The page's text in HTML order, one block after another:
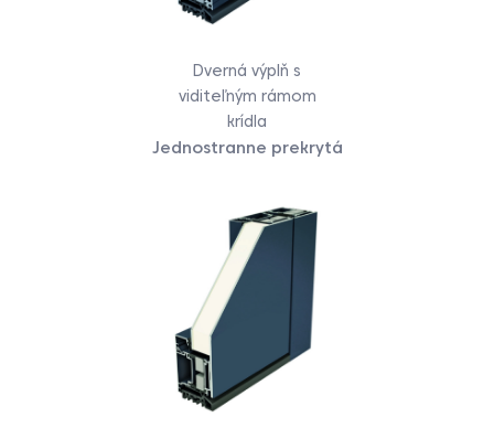
Dverná výplň s
viditeľným rámom
krídla
Jednostranne prekrytá